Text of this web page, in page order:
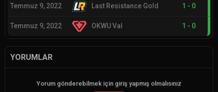
Temmuz 9, 2022 Last Resistance Gold 1 - 0
Temmuz 9, 2022 OKWU Val 1 - 0
YORUMLAR
Yorum gönderebilmek için giriş yapmış olmalısınız